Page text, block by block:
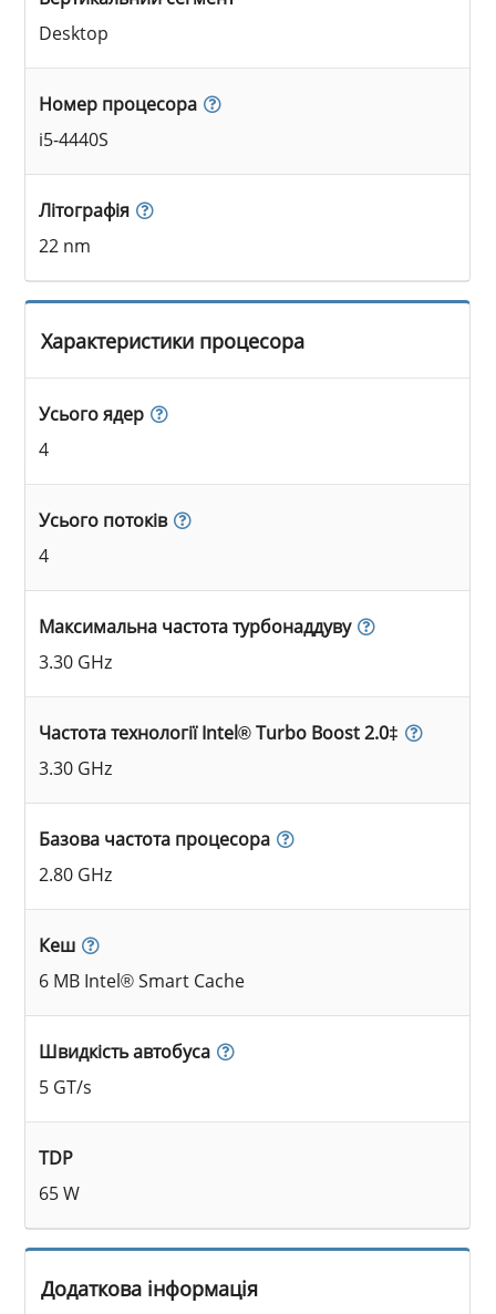
Desktop
Номер процесора
i5-4440S
Літографія
22 nm
Характеристики процесора
Усього ядер
4
Усього потоків
4
Максимальна частота турбонаддуву
3.30 GHz
Частота технології Intel® Turbo Boost 2.0‡
3.30 GHz
Базова частота процесора
2.80 GHz
Кеш
6 MB Intel® Smart Cache
Швидкість автобуса
5 GT/s
TDP
65 W
Додаткова інформація